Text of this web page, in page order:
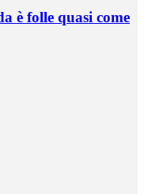
è folle quasi come